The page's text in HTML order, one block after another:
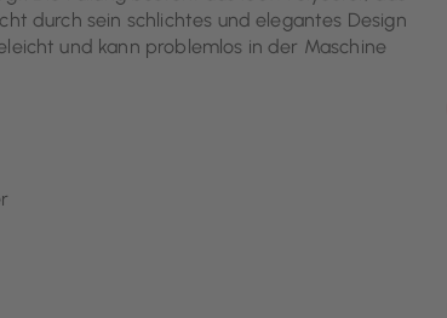
durch sein schlichtes und elegantes Design
und kann problemlos in der Maschine